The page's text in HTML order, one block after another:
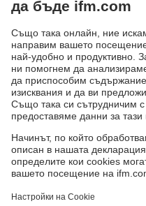
Устойчивост
Общи условия